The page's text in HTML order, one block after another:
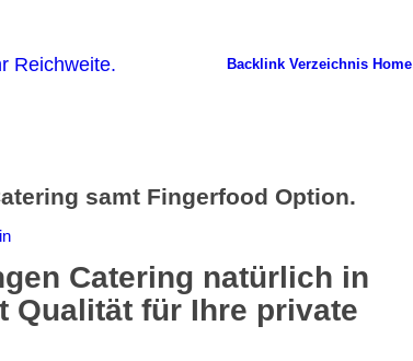
Backlink Verzeichnis Home
samt Fingerfood Option.
Catering natürlich in
Qualität für Ihre private